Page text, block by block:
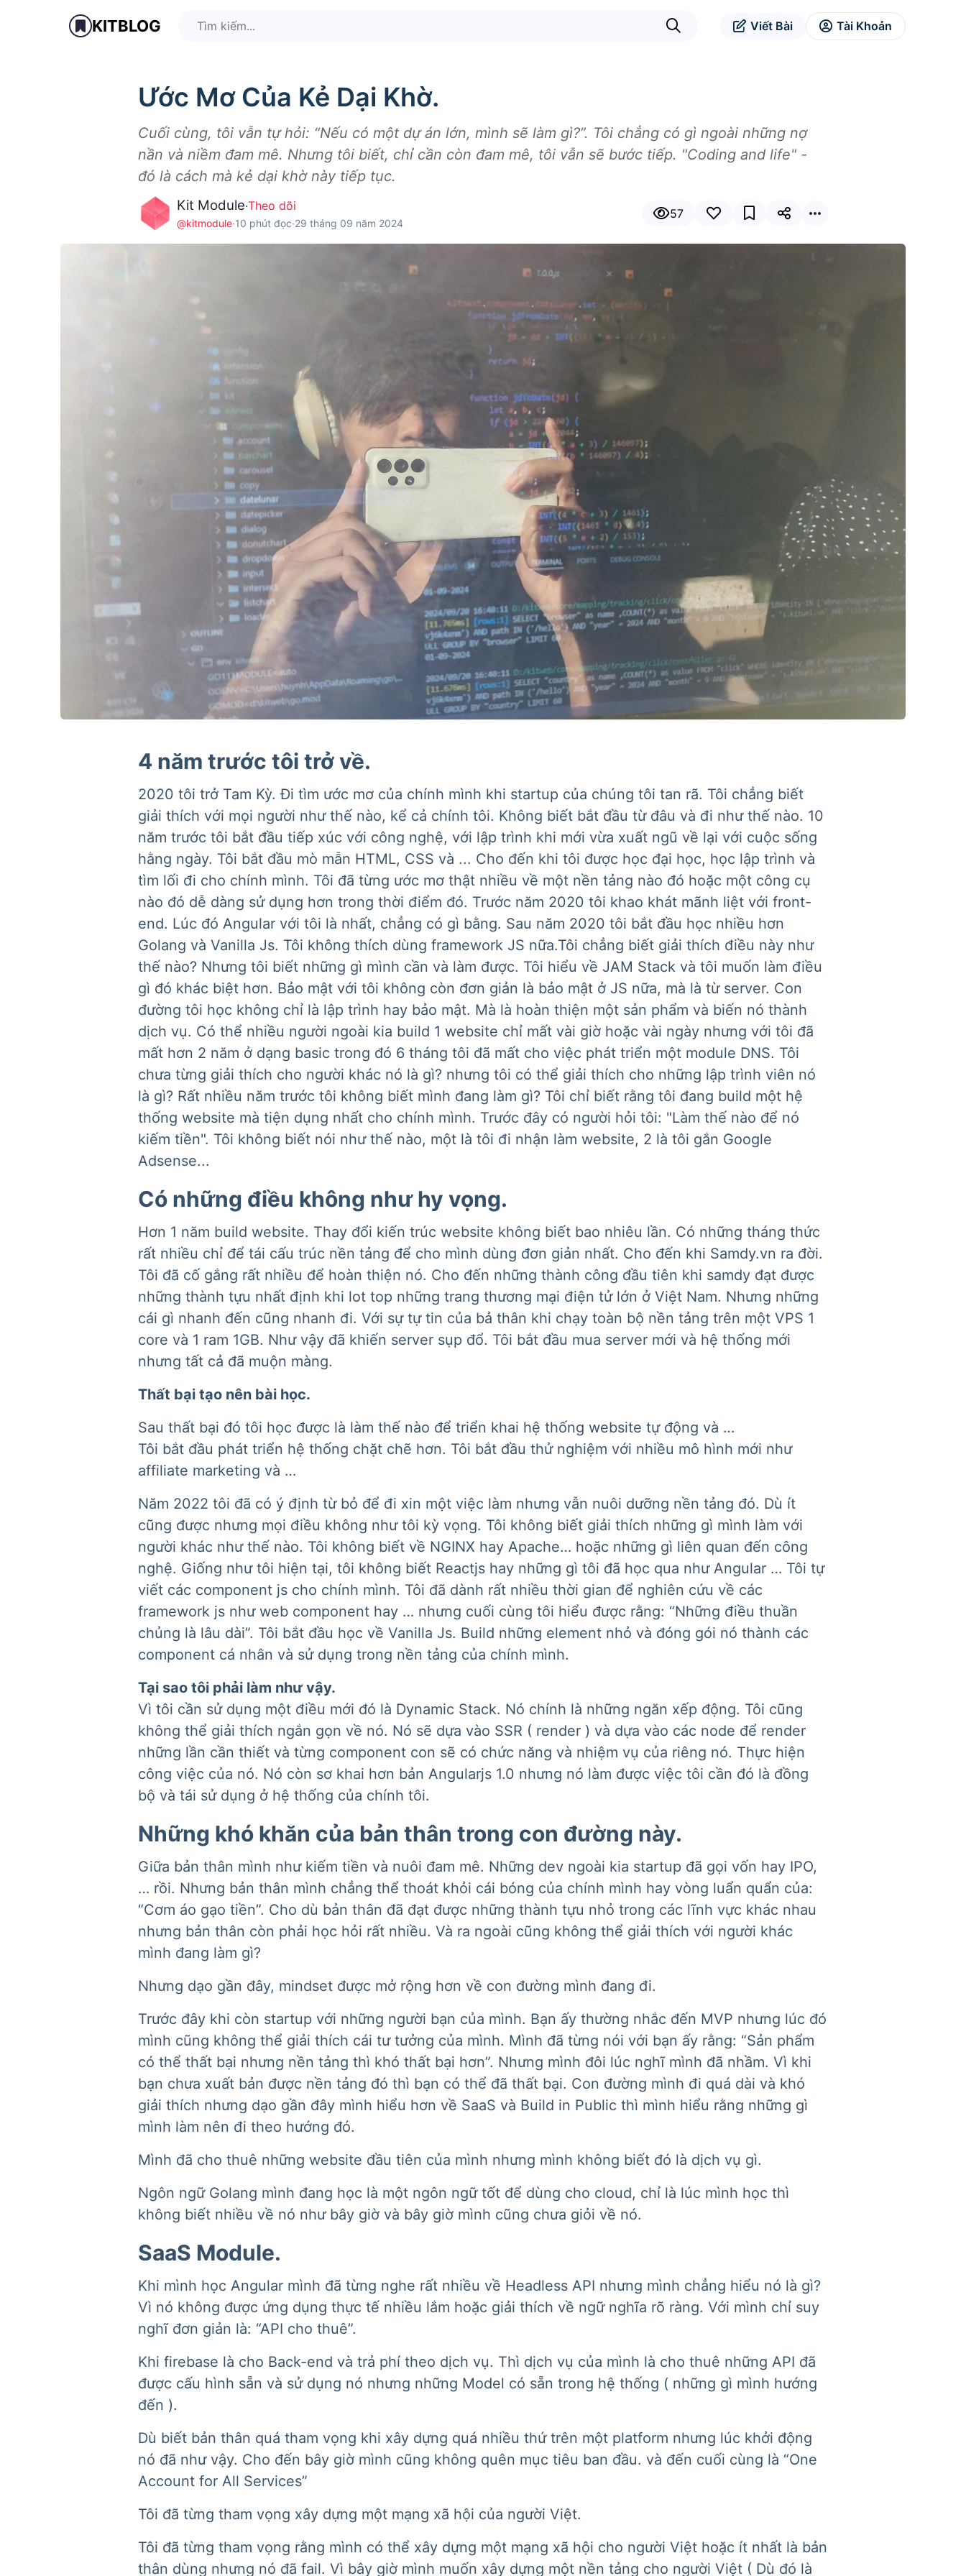
KITBLOG Viết Bài Tài Khoản
Ước Mơ Của Kẻ Dại Khờ.
Cuối cùng, tôi vẫn tự hỏi: “Nếu có một dự án lớn, mình sẽ làm gì?”. Tôi chẳng có gì ngoài những nợ
nần và niềm đam mê. Nhưng tôi biết, chỉ cần còn đam mê, tôi vẫn sẽ bước tiếp. "Coding and life" -
đó là cách mà kẻ dại khờ này tiếp tục.
Kit Module·Theo dõi
@kitmodule·10 phút đọc·29 tháng 09 năm 2024
57
4 năm trước tôi trở về.
2020 tôi trở Tam Kỳ. Đi tìm ước mơ của chính mình khi startup của chúng tôi tan rã. Tôi chẳng biết
giải thích với mọi người như thế nào, kể cả chính tôi. Không biết bắt đầu từ đâu và đi như thế nào. 10
năm trước tôi bắt đầu tiếp xúc với công nghệ, với lập trình khi mới vừa xuất ngũ về lại với cuộc sống
hằng ngày. Tôi bắt đầu mò mẫn HTML, CSS và ... Cho đến khi tôi được học đại học, học lập trình và
tìm lối đi cho chính mình. Tôi đã từng ước mơ thật nhiều về một nền tảng nào đó hoặc một công cụ
nào đó dễ dàng sử dụng hơn trong thời điểm đó. Trước năm 2020 tôi khao khát mãnh liệt với front-
end. Lúc đó Angular với tôi là nhất, chẳng có gì bằng. Sau năm 2020 tôi bắt đầu học nhiều hơn
Golang và Vanilla Js. Tôi không thích dùng framework JS nữa.Tôi chẳng biết giải thích điều này như
thế nào? Nhưng tôi biết những gì mình cần và làm được. Tôi hiểu về JAM Stack và tôi muốn làm điều
gì đó khác biệt hơn. Bảo mật với tôi không còn đơn giản là bảo mật ở JS nữa, mà là từ server. Con
đường tôi học không chỉ là lập trình hay bảo mật. Mà là hoàn thiện một sản phẩm và biến nó thành
dịch vụ. Có thể nhiều người ngoài kia build 1 website chỉ mất vài giờ hoặc vài ngày nhưng với tôi đã
mất hơn 2 năm ở dạng basic trong đó 6 tháng tôi đã mất cho việc phát triển một module DNS. Tôi
chưa từng giải thích cho người khác nó là gì? nhưng tôi có thể giải thích cho những lập trình viên nó
là gì? Rất nhiều năm trước tôi không biết mình đang làm gì? Tôi chỉ biết rằng tôi đang build một hệ
thống website mà tiện dụng nhất cho chính mình. Trước đây có người hỏi tôi: "Làm thế nào để nó
kiếm tiền". Tôi không biết nói như thế nào, một là tôi đi nhận làm website, 2 là tôi gắn Google
Adsense...
Có những điều không như hy vọng.
Hơn 1 năm build website. Thay đổi kiến trúc website không biết bao nhiêu lần. Có những tháng thức
rất nhiều chỉ để tái cấu trúc nền tảng để cho mình dùng đơn giản nhất. Cho đến khi Samdy.vn ra đời.
Tôi đã cố gắng rất nhiều để hoàn thiện nó. Cho đến những thành công đầu tiên khi samdy đạt được
những thành tựu nhất định khi lot top những trang thương mại điện tử lớn ở Việt Nam. Nhưng những
cái gì nhanh đến cũng nhanh đi. Với sự tự tin của bả thân khi chạy toàn bộ nền tảng trên một VPS 1
core và 1 ram 1GB. Như vậy đã khiến server sụp đổ. Tôi bắt đầu mua server mới và hệ thống mới
nhưng tất cả đã muộn màng.
Thất bại tạo nên bài học.
Sau thất bại đó tôi học được là làm thế nào để triển khai hệ thống website tự động và …
Tôi bắt đầu phát triển hệ thống chặt chẽ hơn. Tôi bắt đầu thử nghiệm với nhiều mô hình mới như
affiliate marketing và …
Năm 2022 tôi đã có ý định từ bỏ để đi xin một việc làm nhưng vẫn nuôi dưỡng nền tảng đó. Dù ít
cũng được nhưng mọi điều không như tôi kỳ vọng. Tôi không biết giải thích những gì mình làm với
người khác như thế nào. Tôi không biết về NGINX hay Apache… hoặc những gì liên quan đến công
nghệ. Giống như tôi hiện tại, tôi không biết Reactjs hay những gì tôi đã học qua như Angular … Tôi tự
viết các component js cho chính mình. Tôi đã dành rất nhiều thời gian để nghiên cứu về các
framework js như web component hay … nhưng cuối cùng tôi hiểu được rằng: “Những điều thuần
chủng là lâu dài”. Tôi bắt đầu học về Vanilla Js. Build những element nhỏ và đóng gói nó thành các
component cá nhân và sử dụng trong nền tảng của chính mình.
Tại sao tôi phải làm như vậy.
Vì tôi cần sử dụng một điều mới đó là Dynamic Stack. Nó chính là những ngăn xếp động. Tôi cũng
không thể giải thích ngắn gọn về nó. Nó sẽ dựa vào SSR ( render ) và dựa vào các node để render
những lần cần thiết và từng component con sẽ có chức năng và nhiệm vụ của riêng nó. Thực hiện
công việc của nó. Nó còn sơ khai hơn bản Angularjs 1.0 nhưng nó làm được việc tôi cần đó là đồng
bộ và tái sử dụng ở hệ thống của chính tôi.
Những khó khăn của bản thân trong con đường này.
Giữa bản thân mình như kiếm tiền và nuôi đam mê. Những dev ngoài kia startup đã gọi vốn hay IPO,
… rồi. Nhưng bản thân mình chẳng thể thoát khỏi cái bóng của chính mình hay vòng luẩn quẩn của:
“Cơm áo gạo tiền”. Cho dù bản thân đã đạt được những thành tựu nhỏ trong các lĩnh vực khác nhau
nhưng bản thân còn phải học hỏi rất nhiều. Và ra ngoài cũng không thể giải thích với người khác
mình đang làm gì?
Nhưng dạo gần đây, mindset được mở rộng hơn về con đường mình đang đi.
Trước đây khi còn startup với những người bạn của mình. Bạn ấy thường nhắc đến MVP nhưng lúc đó
mình cũng không thể giải thích cái tư tưởng của mình. Mình đã từng nói với bạn ấy rằng: “Sản phẩm
có thể thất bại nhưng nền tảng thì khó thất bại hơn”. Nhưng mình đôi lúc nghĩ mình đã nhầm. Vì khi
bạn chưa xuất bản được nền tảng đó thì bạn có thể đã thất bại. Con đường mình đi quá dài và khó
giải thích nhưng dạo gần đây mình hiểu hơn về SaaS và Build in Public thì mình hiểu rằng những gì
mình làm nên đi theo hướng đó.
Mình đã cho thuê những website đầu tiên của mình nhưng mình không biết đó là dịch vụ gì.
Ngôn ngữ Golang mình đang học là một ngôn ngữ tốt để dùng cho cloud, chỉ là lúc mình học thì
không biết nhiều về nó như bây giờ và bây giờ mình cũng chưa giỏi về nó.
SaaS Module.
Khi mình học Angular mình đã từng nghe rất nhiều về Headless API nhưng mình chẳng hiểu nó là gì?
Vì nó không được ứng dụng thực tế nhiều lắm hoặc giải thích về ngữ nghĩa rõ ràng. Với mình chỉ suy
nghĩ đơn giản là: “API cho thuê”.
Khi firebase là cho Back-end và trả phí theo dịch vụ. Thì dịch vụ của mình là cho thuê những API đã
được cấu hình sẵn và sử dụng nó nhưng những Model có sẵn trong hệ thống ( những gì mình hướng
đến ).
Dù biết bản thân quá tham vọng khi xây dựng quá nhiều thứ trên một platform nhưng lúc khởi động
nó đã như vậy. Cho đến bây giờ mình cũng không quên mục tiêu ban đầu. và đến cuối cùng là “One
Account for All Services”
Tôi đã từng tham vọng xây dựng một mạng xã hội của người Việt.
Tôi đã từng tham vọng rằng mình có thể xây dựng một mạng xã hội cho người Việt hoặc ít nhất là bản
thân dùng nhưng nó đã fail. Vì bây giờ mình muốn xây dựng một nền tảng cho người Việt ( Dù đó là